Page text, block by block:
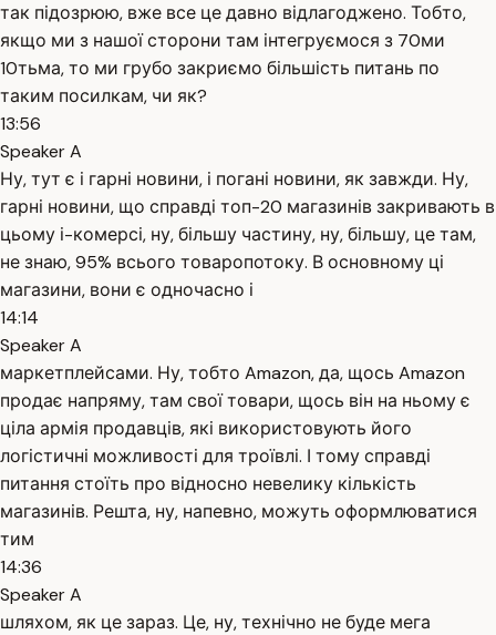
так підозрюю, вже все це давно відлагоджено. Тобто,
якщо ми з нашої сторони там інтегруємося з 70ми
10тьма, то ми грубо закриємо більшість питань по
таким посилкам, чи як?
13:56
Speaker A
Ну, тут є і гарні новини, і погані новини, як завжди. Ну,
гарні новини, що справді топ-20 магазинів закривають в
цьому і-комерсі, ну, більшу частину, ну, більшу, це там,
не знаю, 95% всього товаропотоку. В основному ці
магазини, вони є одночасно і
14:14
Speaker A
маркетплейсами. Ну, тобто Amazon, да, щось Amazon
продає напряму, там свої товари, щось він на ньому є
ціла армія продавців, які використовують його
логістичні можливості для троївлі. І тому справді
питання стоїть про відносно невелику кількість
магазинів. Решта, ну, напевно, можуть оформлюватися
тим
14:36
Speaker A
шляхом, як це зараз. Це, ну, технічно не буде мега